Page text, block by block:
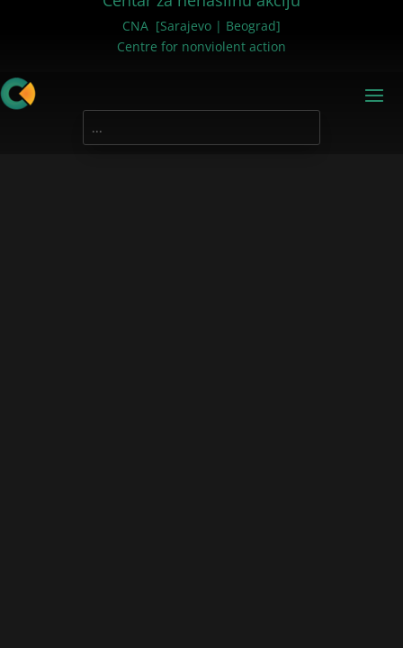
CNA [Sarajevo | Beograd]
Centre for nonviolent action